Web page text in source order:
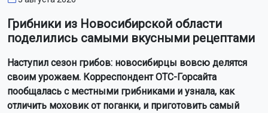
Грибники из Новосибирской области
поделились самыми вкусными рецептами
Наступил сезон грибов: новосибирцы вовсю делятся
своим урожаем. Корреспондент ОТС-Горсайта
пообщалась с местными грибниками и узнала, как
отличить моховик от поганки, и приготовить самый